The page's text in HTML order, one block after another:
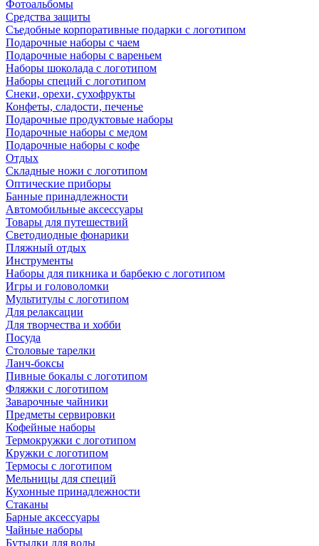
Фотоальбомы
Средства защиты
Съедобные корпоративные подарки с логотипом
Подарочные наборы с чаем
Подарочные наборы с вареньем
Наборы шоколада с логотипом
Наборы специй с логотипом
Снеки, орехи, сухофрукты
Конфеты, сладости, печенье
Подарочные продуктовые наборы
Подарочные наборы с медом
Подарочные наборы с кофе
Отдых
Складные ножи с логотипом
Оптические приборы
Банные принадлежности
Автомобильные аксессуары
Товары для путешествий
Светодиодные фонарики
Пляжный отдых
Инструменты
Наборы для пикника и барбекю с логотипом
Игры и головоломки
Мультитулы с логотипом
Для релаксации
Для творчества и хобби
Посуда
Столовые тарелки
Ланч-боксы
Пивные бокалы с логотипом
Фляжки с логотипом
Заварочные чайники
Предметы сервировки
Кофейные наборы
Термокружки с логотипом
Кружки с логотипом
Термосы с логотипом
Мельницы для специй
Кухонные принадлежности
Стаканы
Барные аксессуары
Чайные наборы
Бутылки для воды